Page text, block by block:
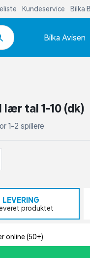
Kundeservice Bilka
Bilka Avisen
lær tal 1-10 (dk)
1-2 spillere
LEVERING
produktet
online (50+)